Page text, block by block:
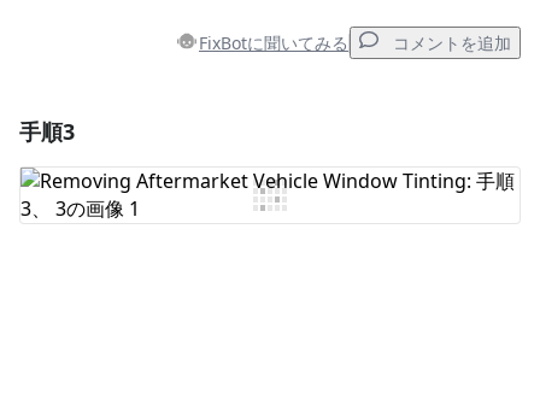
FixBotに聞いてみる コメントを追加
コメントを追加
手順3